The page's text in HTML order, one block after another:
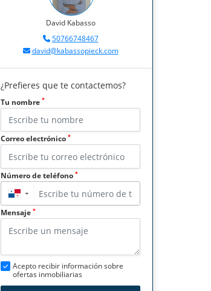
David Kabasso
50766748467
david@kabassopieck.com
¿Prefieres que te contactemos?
Tu nombre *
Correo electrónico *
Número de teléfono *
▼
Mensaje *
Acepto recibir información sobre
ofertas inmobiliarias